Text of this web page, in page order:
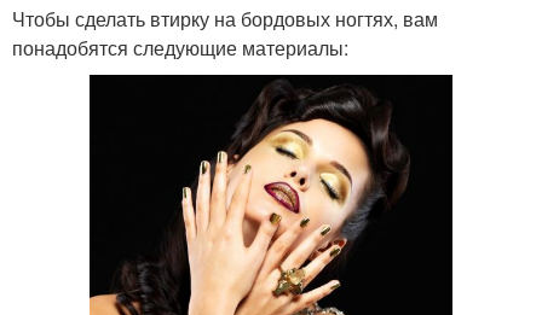
Чтобы сделать втирку на бордовых ногтях, вам
понадобятся следующие материалы: